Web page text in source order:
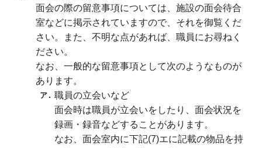
面会の際の留意事項については、施設の面会待合
室などに掲示されていますので、それを御覧くだ
さい。また、不明な点があれば、職員にお尋ねく
ださい。
なお、一般的な留意事項として次のようなものが
あります。
職員の立会いなど
面会時は職員が立会いをしたり、面会状況を
録画・録音などすることがあります。
なお、面会室内に下記(7)エに記載の物品を持